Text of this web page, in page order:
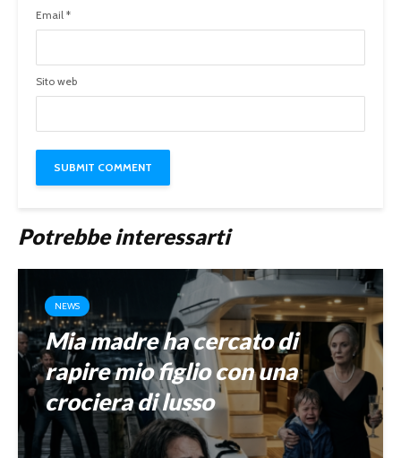
Email *
Sito web
Potrebbe interessarti
NEWS
Mia madre ha cercato di
rapire mio figlio con una
crociera di lusso